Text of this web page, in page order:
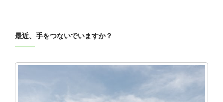
最近、手をつないでいますか？